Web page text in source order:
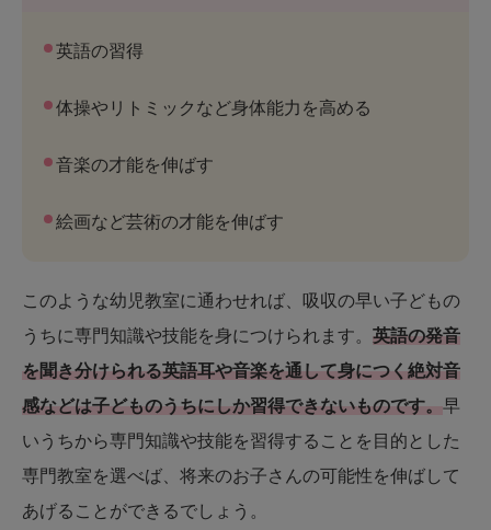
英語の習得
体操やリトミックなど身体能力を高める
音楽の才能を伸ばす
絵画など芸術の才能を伸ばす
このような幼児教室に通わせれば、吸収の早い子どもの
うちに専門知識や技能を身につけられます。 英語の発音
を聞き分けられる英語耳や音楽を通して身につく絶対音
感などは子どものうちにしか習得できないものです。 早
いうちから専門知識や技能を習得することを目的とした
専門教室を選べば、将来のお子さんの可能性を伸ばして
あげることができるでしょう。